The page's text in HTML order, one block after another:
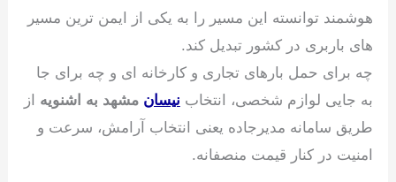
هوشمند توانسته این مسیر را به یکی از ایمن ترین مسیر
های باربری در کشور تبدیل کند.
چه برای حمل بارهای تجاری و کارخانه ای و چه برای جا
به‌ جایی لوازم شخصی، انتخاب نیسان مشهد به اشنویه از
طریق سامانه مدیرجاده یعنی انتخاب آرامش، سرعت و
امنیت در کنار قیمت منصفانه.